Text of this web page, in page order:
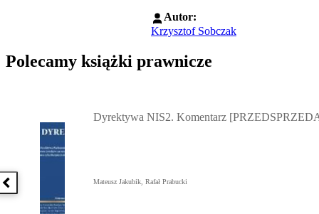
Autor:
Krzysztof Sobczak
Polecamy książki prawnicze
Poprzednia książka
Dyrektywa NIS2. Komentarz
Mateusz Jakubik, Rafał Prabucki